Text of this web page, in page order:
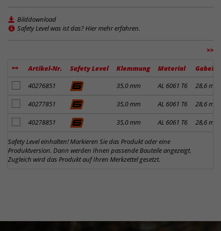
Bilddownload
Safety Level was ist das? Hier mehr erfahren.
>>
Artikel-Nr. Safety Level Klemmung Material
Artikel zum Merkzettel hinzufügen
40276851 35,0 mm AL 6061 T6 28,6 mm
Artikel zum Merkzettel hinzufügen
40277851 35,0 mm AL 6061 T6 28,6 mm
Artikel zum Merkzettel hinzufügen
40278851 35,0 mm AL 6061 T6 28,6 mm
Safety Level einhalten! Markieren Sie das Produkt oder eine
Produktversion. Dann werden Ihnen passende Bauteile angezeigt.
Zugleich wird das Produkt auf Ihren Merkzettel gesetzt.